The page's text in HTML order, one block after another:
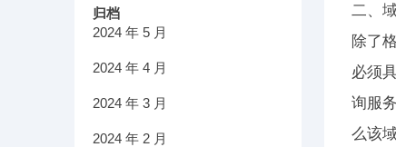
二、
除了
必须
询服
么该
归档
2024 年 5 月
2024 年 4 月
2024 年 3 月
2024 年 2 月